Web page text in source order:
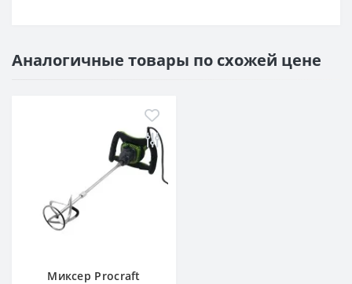
Аналогичные товары по схожей цене
Миксер Procraft